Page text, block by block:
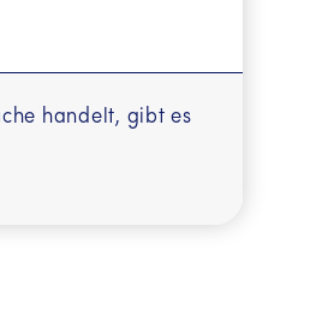
handelt, gibt es